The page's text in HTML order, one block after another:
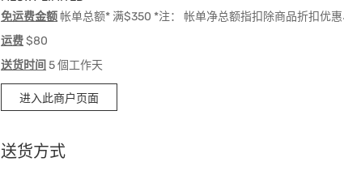
免运费金额帐单总额* 满$350 *注： 帐单净总额指扣除商品折扣优惠
运费$80
送货时间 5 個工作天
进入此商户页面
送货方式